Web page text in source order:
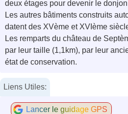
deux étages pour devenir le
Les autres bâtiments construits
datent des XVème et XVIème
Les remparts du château de
par leur taille (1,1km), par leur
état de conservation.
Liens Utiles:
Lancer le guidage GPS